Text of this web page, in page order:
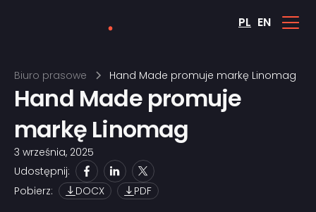
PL EN
Biuro prasowe Hand Made promuje markę Linomag
Hand Made promuje
markę Linomag
3 września, 2025
Udostępnij:
Pobierz:
DOCX PDF